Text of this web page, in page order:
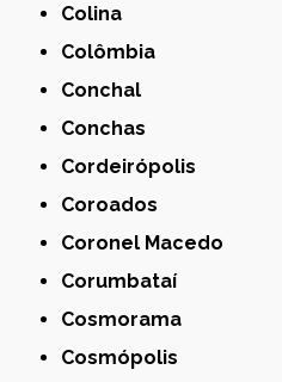
Colina
Colômbia
Conchal
Conchas
Cordeirópolis
Coroados
Coronel Macedo
Corumbataí
Cosmorama
Cosmópolis